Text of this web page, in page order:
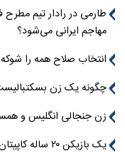
طارمی در رادار تیم
مهاجم ایرانی می‌شود؟
انتخاب صلاح همه را
چگونه یک زن
زن جنجالی انگلیس و
یک بازیکن ۲۰ ساله کاپیتان جدید استقلال